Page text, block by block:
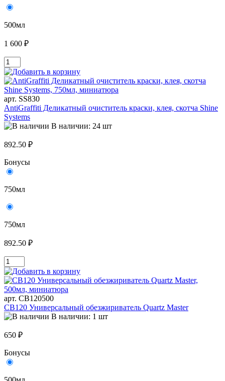
500мл
1 600 ₽
арт. SS830
AntiGraffiti Деликатный очиститель краски, клея, скотча Shine
Systems
В наличии: 24 шт
892.50 ₽
Бонусы
750мл
750мл
892.50 ₽
арт. СВ120500
СВ120 Универсальный обезжириватель Quartz Master
В наличии: 1 шт
650 ₽
Бонусы